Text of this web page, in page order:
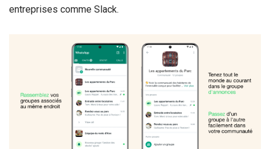
entreprises comme Slack.